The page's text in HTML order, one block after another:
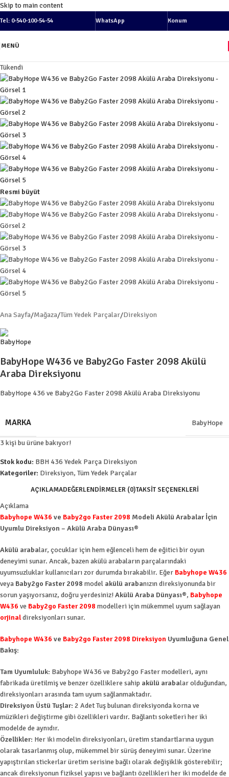
Skip to main content
Tel: 0-540-100-54-54 WhatsApp Konum
MENÜ
Tükendi
Resmi büyüt
Ana Sayfa/Mağaza/Tüm Yedek Parçalar/Direksiyon
BabyHope W436 ve Baby2Go Faster 2098 Akülü
Araba Direksiyonu
BabyHope 436 ve Baby2Go Faster 2098 Akülü Araba Direksiyonu
MARKA BabyHope
3 kişi bu ürüne bakıyor!
Stok kodu: BBH 436 Yedek Parça Direksiyon
Kategoriler: Direksiyon, Tüm Yedek Parçalar
AÇIKLAMADEĞERLENDIRMELER (0)TAKSIT SEÇENEKLERI
Açıklama
Babyhope W436 ve Baby2go Faster 2098 Modeli Akülü Arabalar İçin
Uyumlu Direksiyon – Akülü Araba Dünyası®
Akülü arabalar, çocuklar için hem eğlenceli hem de eğitici bir oyun
deneyimi sunar. Ancak, bazen akülü arabaların parçalarındaki
uyumsuzluklar kullanıcıları zor durumda bırakabilir. Eğer Babyhope W436
veya Baby2go Faster 2098 model akülü arabanızın direksiyonunda bir
sorun yaşıyorsanız, doğru yerdesiniz!Akülü Araba Dünyası®, Babyhope
W436 ve Baby2go Faster 2098 modelleri için mükemmel uyum sağlayan
orjinaldireksiyonları sunar.
Babyhope W436 ve Baby2go Faster 2098 Direksiyon Uyumluğuna Genel
Bakış:
Tam Uyumluluk: Babyhope W436 ve Baby2go Faster modelleri, aynı
fabrikada üretilmiş ve benzer özelliklere sahip akülü arabalar olduğundan,
direksiyonları arasında tam uyum sağlanmaktadır.
Direksiyon Üstü Tuşlar: 2 Adet Tuş bulunan direksiyonda korna ve
müzikleri değiştirme gibi özellikleri vardır. Bağlantı soketleri her iki
modelde de aynıdır.
Özellikler: Her iki modelin direksiyonları, üretim standartlarına uygun
olarak tasarlanmış olup, mükemmel bir sürüş deneyimi sunar. Üzerine
yapıştırılan stickerlar üretim serisine bağlı olarak değişiklik gösterebilir;
ancak direksiyonun fiziksel yapısı ve bağlantı özellikleri her iki modelde de